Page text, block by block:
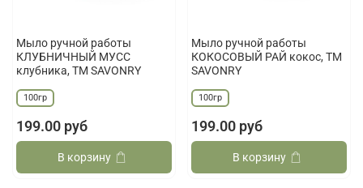
Мыло ручной работы
КЛУБНИЧНЫЙ МУСС
клубника, ТМ SAVONRY
100гр
199.00 руб
В корзину
Мыло ручной работы
КОКОСОВЫЙ РАЙ кокос, ТМ
SAVONRY
100гр
199.00 руб
В корзину